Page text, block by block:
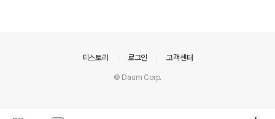
티스토리 로그인 고객센터
© Daum Corp.